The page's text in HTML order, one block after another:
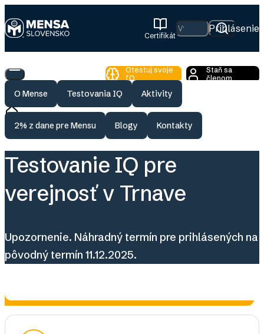
to
main
content
Certifikát
Hľadať Prihlásenie
Toggle
Main
O Mense Testovania IQ Aktivity
2% z dane pre Mensu Blogy Kontakty
Otestuj svoje
IQ
Staň sa
členom
BreadcrumbTestovania Testovanie IQ pre verejnosť v
Testovanie IQ pre
verejnosť v Trnave
Upozornenie. Náhradný termín pre prihlásených na
pôvodný termín 11.12.2025.